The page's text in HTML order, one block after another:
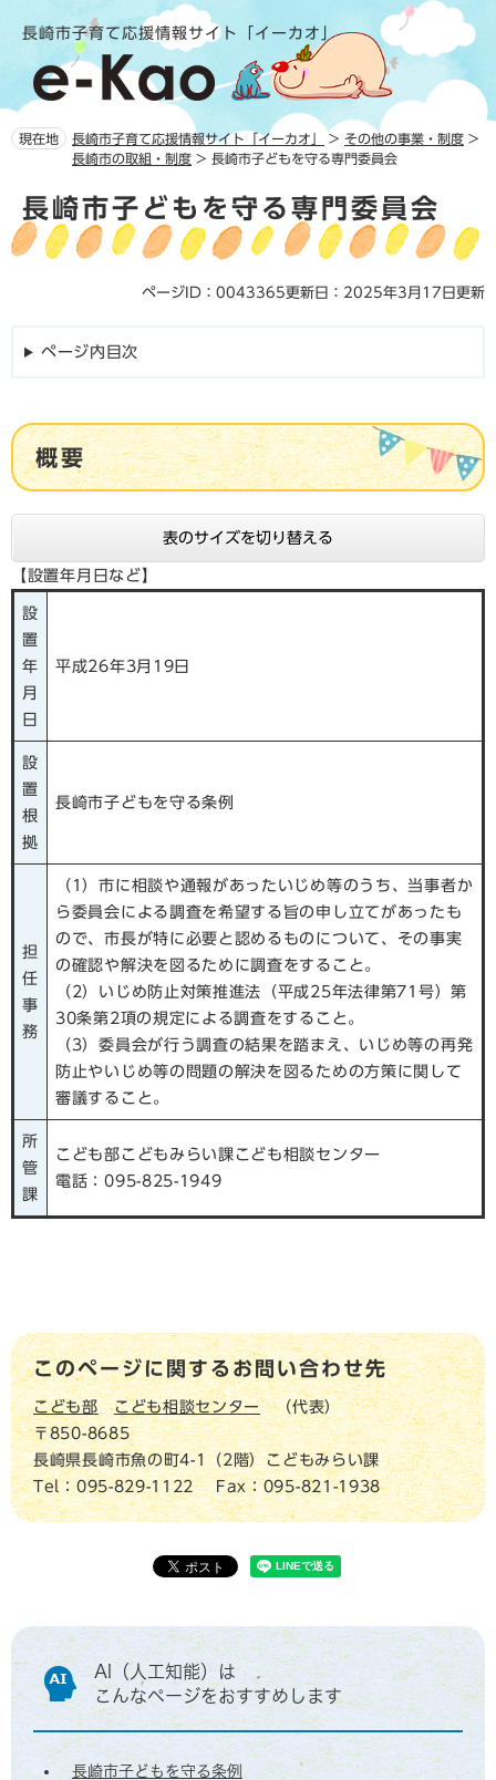
頭
で
飛
ば
文
長崎市子育て応援情報サイト「イーカオ」
現在地 長崎市子育て応援情報サイト「イーカオ」 > その他の事業・制度 >
長崎市の取組・制度 > 長崎市子どもを守る専門委員会
文長崎市子どもを守る専門委員会
ページID：0043365更新日：2025年3月17日更新
ページ内目次
概要
表のサイズを切り替える
【設置年月日など】
設
置
年
月
日
平成26年3月19日
設
置
根
拠
長崎市子どもを守る条例
担
任
事
務
（1）市に相談や通報があったいじめ等のうち、当事者か
ら委員会による調査を希望する旨の申し立てがあったも
ので、市長が特に必要と認めるものについて、その事実
の確認や解決を図るために調査をすること。
（2）いじめ防止対策推進法（平成25年法律第71号）第
30条第2項の規定による調査をすること。
（3）委員会が行う調査の結果を踏まえ、いじめ等の再発
防止やいじめ等の問題の解決を図るための方策に関して
審議すること。
所
管
課
こども部こどもみらい課こども相談センター
電話：095-825-1949
このページに関するお問い合わせ先
こども部 こども相談センター
代表
〒850-8685
長崎県長崎市魚の町4-1（2階）こどもみらい課
Tel：095-829-1122
Fax：095-821-1938
AI（人工知能）は
こんなページをおすすめします
長崎市子どもを守る条例